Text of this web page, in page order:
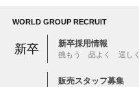
WORLD GROUP RECRUIT
新卒 新卒採用情報
挑もう 品よく 逞しく
販売スタッフ募集